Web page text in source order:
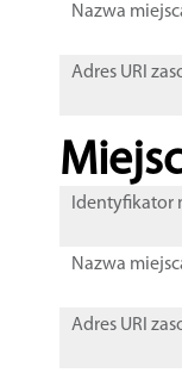
Nazwa
Adres URI
Identyfikator
Nazwa
Adres URI